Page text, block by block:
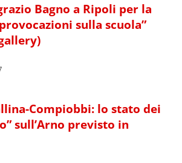
Bagno a Ripoli per la
sulla scuola”
Compiobbi: lo stato dei
sull’Arno previsto in